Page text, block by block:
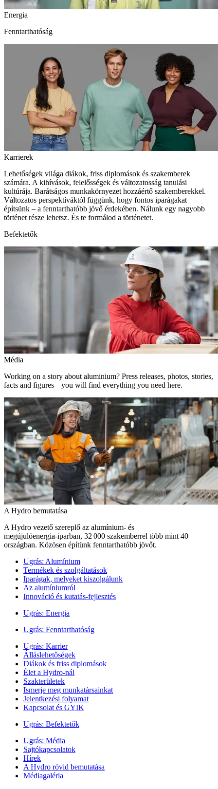
Energia
Fenntarthatóság
Karrierek
Lehetőségek világa diákok, friss diplomások és szakemberek
számára. A kihívások, felelősségek és változatosság tanulási
kultúrája. Barátságos munkakörnyezet hozzáértő szakemberekkel.
Változatos perspektíváktól függünk, hogy fontos iparágakat
építsünk – a fenntarthatóbb jövő érdekében. Nálunk egy nagyobb
történet része lehetsz. És te formálod a történetet.
Befektetők
Média
Working on a story about aluminium? Press releases, photos, stories,
facts and figures – you will find everything you need here.
A Hydro bemutatása
A Hydro vezető szereplő az alumínium- és
megújulóenergia‑iparban, 32 000 szakemberrel több mint 40
országban. Közösen építünk fenntarthatóbb jövőt.
Ugrás: Alumínium
Termékek és szolgáltatások
Iparágak, melyeket kiszolgálunk
Az alumíniumról
Innováció és kutatás-fejlesztés
Ugrás: Energia
Ugrás: Fenntarthatóság
Ugrás: Karrier
Álláslehetőségek
Diákok és friss diplomások
Élet a Hydro-nál
Szakterületek
Ismerje meg munkatársainkat
Jelentkezési folyamat
Kapcsolat és GYIK
Ugrás: Befektetők
Ugrás: Média
Sajtókapcsolatok
Hírek
A Hydro rövid bemutatása
Médiagaléria